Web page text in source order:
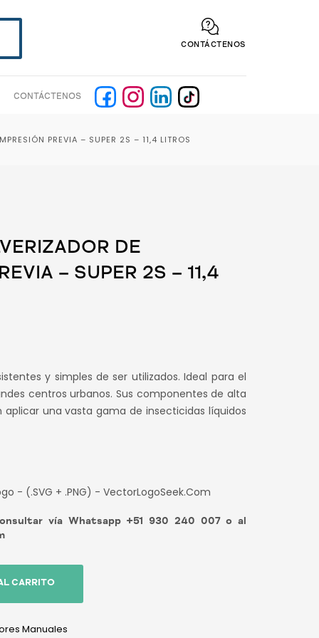
CONTÁCTENOS
CONTÁCTENOS
PREVIA – SUPER 2S – 11,4 LITROS
DE
– SUPER 2S – 11,4
y simples de ser utilizados. Ideal para el
centros urbanos. Sus componentes de alta
una vasta gama de insecticidas líquidos
vía Whatsapp +51 930 240 007 o al
CARRITO
Manuales